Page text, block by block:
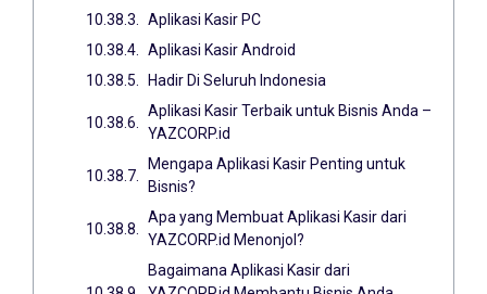
Aplikasi Kasir PC
Aplikasi Kasir Android
Hadir Di Seluruh Indonesia
Aplikasi Kasir Terbaik untuk Bisnis Anda –
YAZCORP.id
Mengapa Aplikasi Kasir Penting untuk
Bisnis?
Apa yang Membuat Aplikasi Kasir dari
YAZCORP.id Menonjol?
Bagaimana Aplikasi Kasir dari